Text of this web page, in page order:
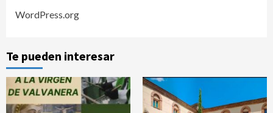
WordPress.org
Te pueden interesar